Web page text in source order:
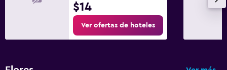
$14
Ver ofertas de hoteles